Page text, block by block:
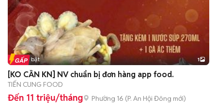
Tin nổi bật 1
[KO CẦN KN] NV chuẩn bị đơn hàng app food.
TIẾN CUNG FOOD
Đến 11 triệu/tháng Phường 16 (P. An Hội Đông mới)